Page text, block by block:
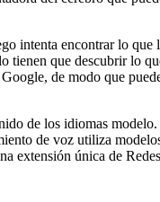
intenta encontrar lo que
que descubrir lo
de modo que
de los idiomas
de voz utiliza
extensión única de